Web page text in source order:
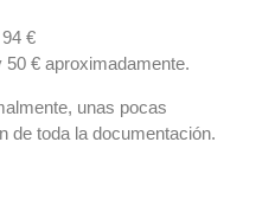
€
€ aproximadamente.
unas pocas
de toda la documentación.